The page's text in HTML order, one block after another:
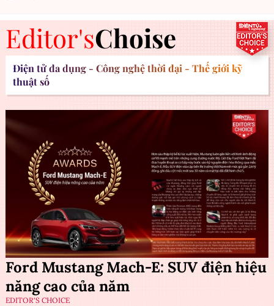
Editor'sChoise
Điện tử đa dụng - Công nghệ thời đại - Thế giới kỹ
thuật số
Ford Mustang Mach-E: SUV điện hiệu
năng cao của năm
EDITOR'S CHOICE